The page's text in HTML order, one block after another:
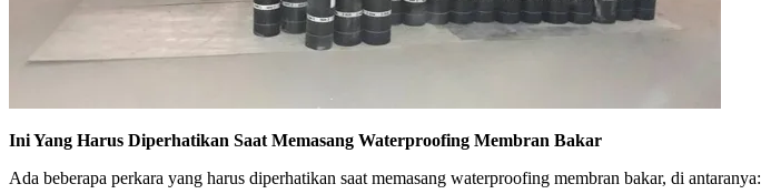
Ini Yang Harus Diperhatikan Saat Memasang Waterproofing Membran Bakar
Ada beberapa perkara yang harus diperhatikan saat memasang waterproofing membran bakar, di antaranya: